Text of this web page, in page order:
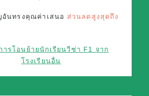
อันทรงคุณค่า เสนอ ส่วนลดสูงสุดถึง